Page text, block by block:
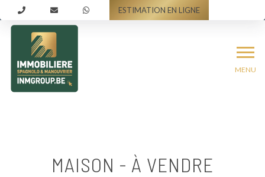
ESTIMATION EN LIGNE
MENU
MAISON - À VENDRE